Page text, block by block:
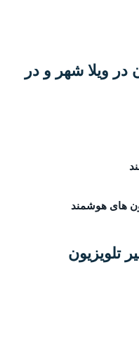
در ویلا شهر و در
های هوشمند
تلویزیون